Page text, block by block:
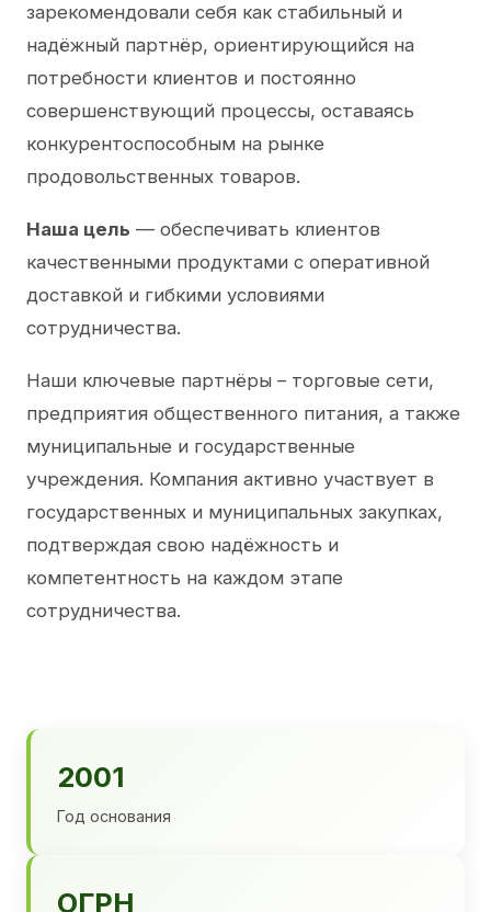
зарекомендовали себя как стабильный и
надёжный партнёр, ориентирующийся на
потребности клиентов и постоянно
совершенствующий процессы, оставаясь
конкурентоспособным на рынке
продовольственных товаров.
Наша цель — обеспечивать клиентов
качественными продуктами с оперативной
доставкой и гибкими условиями
сотрудничества.
Наши ключевые партнёры – торговые сети,
предприятия общественного питания, а также
муниципальные и государственные
учреждения. Компания активно участвует в
государственных и муниципальных закупках,
подтверждая свою надёжность и
компетентность на каждом этапе
сотрудничества.
2001
Год основания
ОГРН